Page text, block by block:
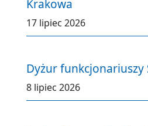
Krakowa
17 lipiec 2026
Dyżur funkcjonariuszy
8 lipiec 2026